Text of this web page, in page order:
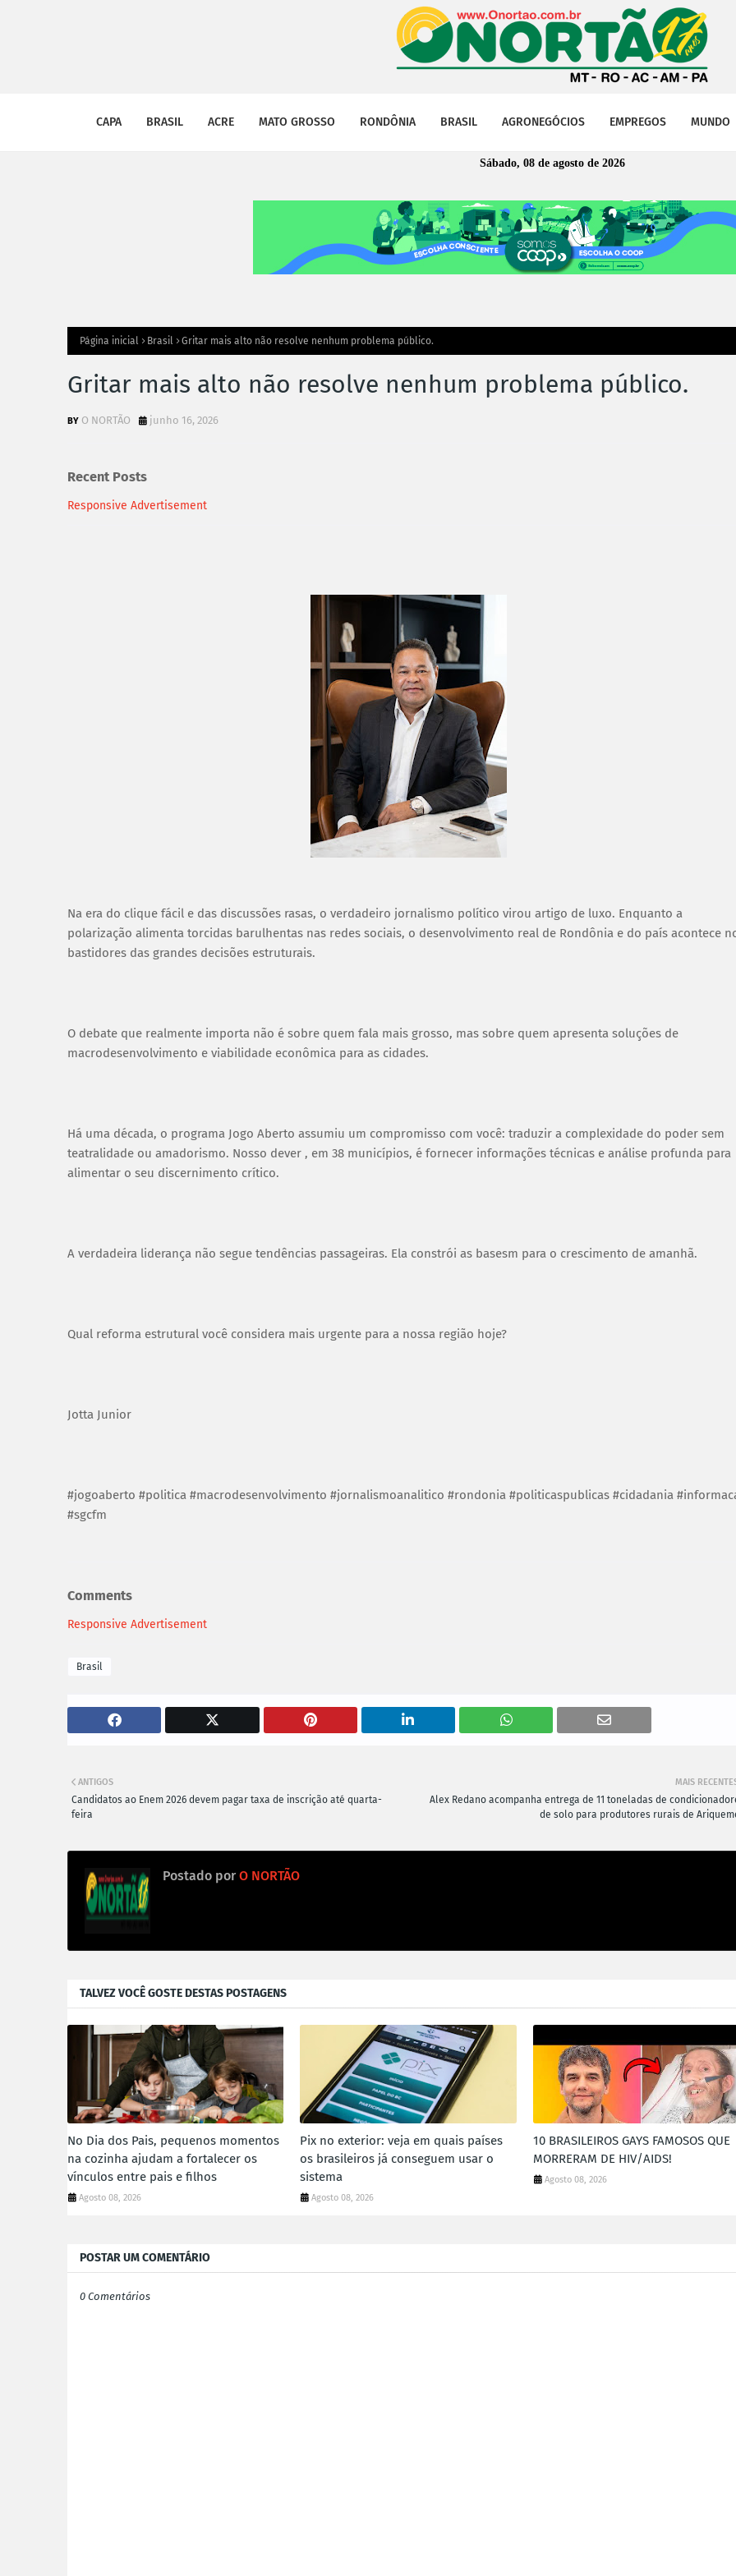
CAPA BRASIL ACRE MATO GROSSO RONDÔNIA BRASIL AGRONEGÓCIOS EMPREGOS MUNDO
Sábado, 08 de agosto de 2026
Página inicial Brasil Gritar mais alto não resolve nenhum problema público.
Gritar mais alto não resolve nenhum problema público.
O NORTÃO junho 16, 2026
Recent Posts
Responsive Advertisement
Na era do clique fácil e das discussões rasas, o verdadeiro jornalismo político virou artigo de luxo. Enquanto a
polarização alimenta torcidas barulhentas nas redes sociais, o desenvolvimento real de Rondônia e do país acontece
bastidores das grandes decisões estruturais.
O debate que realmente importa não é sobre quem fala mais grosso, mas sobre quem apresenta soluções de
macrodesenvolvimento e viabilidade econômica para as cidades.
Há uma década, o programa Jogo Aberto assumiu um compromisso com você: traduzir a complexidade do poder sem
teatralidade ou amadorismo. Nosso dever , em 38 municípios, é fornecer informações técnicas e análise profunda para
alimentar o seu discernimento crítico.
A verdadeira liderança não segue tendências passageiras. Ela constrói as basesm para o crescimento de amanhã.
Qual reforma estrutural você considera mais urgente para a nossa região hoje?
Jotta Junior
#jogoaberto #politica #macrodesenvolvimento #jornalismoanalitico #rondonia #politicaspublicas #cidadania
#sgcfm
Comments
Responsive Advertisement
Brasil
MAIS
Alex Redano acompanha entrega de 11 toneladas de
de solo para produtores rurais de
ANTIGOS
Candidatos ao Enem 2026 devem pagar taxa de inscrição até quarta-
feira
Postado por O NORTÃO
TALVEZ VOCÊ GOSTE DESTAS POSTAGENS
No Dia dos Pais, pequenos momentos
na cozinha ajudam a fortalecer os
vínculos entre pais e filhos
Agosto 08, 2026
Pix no exterior: veja em quais países
os brasileiros já conseguem usar o
sistema
Agosto 08, 2026
10 BRASILEIROS GAYS FAMOSOS QUE
MORRERAM DE HIV/AIDS!
Agosto 08, 2026
POSTAR UM COMENTÁRIO
0 Comentários